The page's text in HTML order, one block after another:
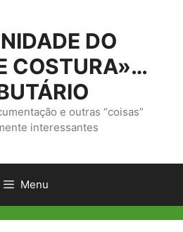
DO
COSTURA»…
e outras “coisas”
interessantes
Menu